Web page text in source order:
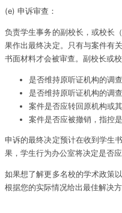
(e) 申诉审查：
负责学生事务的副校长，或校长
果作出最终决定。只有与案件有
书面材料才会被审查。副校长或
是否维持原听证机构的调
是否维持原听证机构的调
案件是否应转回原机构或
案件是否应被撤销，指控
申诉的最终决定预计在收到学生
果，学生行为办公室将决定是否
如果想了解更多名校的学术政策
根据您的实际情况给出最佳解决方